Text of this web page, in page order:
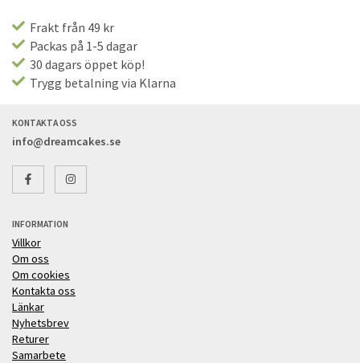
Frakt från 49 kr
Packas på 1-5 dagar
30 dagars öppet köp!
Trygg betalning via Klarna
KONTAKTA OSS
info@dreamcakes.se
INFORMATION
Villkor
Om oss
Om cookies
Kontakta oss
Länkar
Nyhetsbrev
Returer
Samarbete